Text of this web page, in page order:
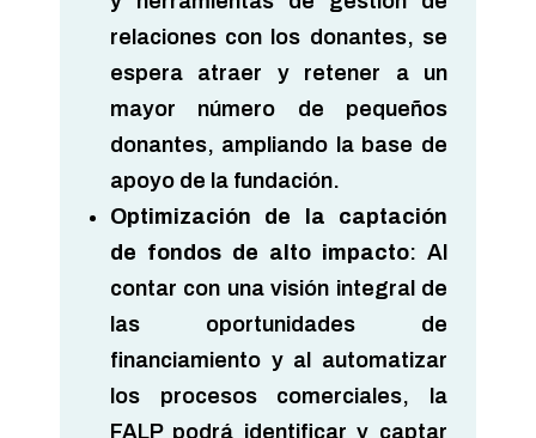
relaciones con los donantes, se
espera atraer y retener a un
mayor número de pequeños
donantes, ampliando la base de
apoyo de la fundación.
Optimización de la captación
de fondos de alto impacto: Al
contar con una visión integral de
las oportunidades de
financiamiento y al automatizar
los procesos comerciales, la
FALP podrá identificar y captar